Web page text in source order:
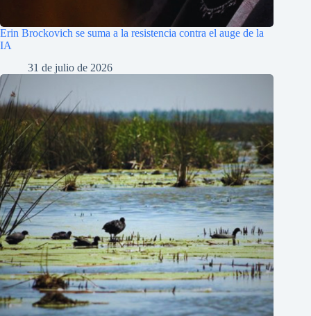
Erin Brockovich se suma a la resistencia contra el auge de la
IA
31 de julio de 2026